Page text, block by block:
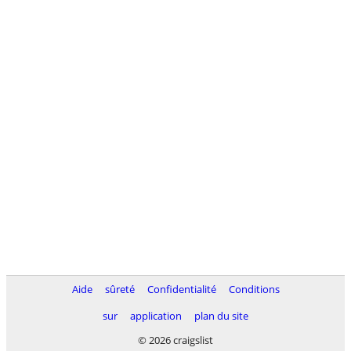
Aide sûreté Confidentialité
Conditions
sur
application
plan du site
© 2026 craigslist